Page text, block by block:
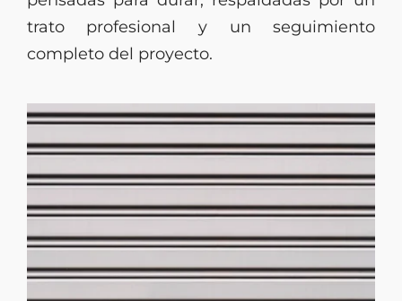
trato profesional y un seguimiento
completo del proyecto.